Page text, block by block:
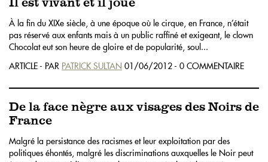
Il est vivant et il joue
À la fin du XIXe siècle, à une époque où le cirque, en France, n’était
pas réservé aux enfants mais à un public raffiné et exigeant, le clown
Chocolat eut son heure de gloire et de popularité, soul...
ARTICLE - PAR PATRICK SULTAN 01/06/2012 - 0 COMMENTAIRE
De la face nègre aux visages des Noirs de
France
Malgré la persistance des racismes et leur exploitation par des
politiques éhontés, malgré les discriminations auxquelles le Noir peut